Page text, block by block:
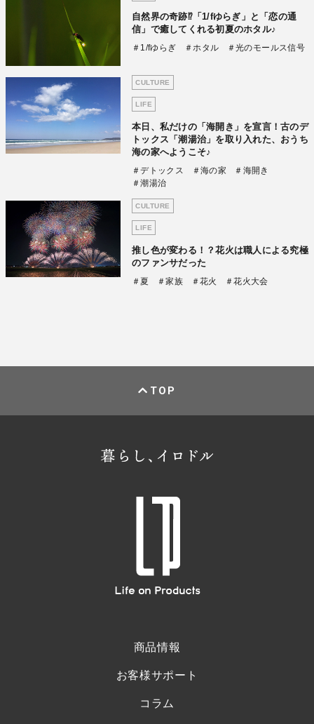
自然界の奇跡⁉「1/fゆらぎ」と「恋の通
信」で癒してくれる初夏のホタル♪
＃1/fゆらぎ ＃ホタル ＃光のモールス信号
CULTURE
LIFE
本日、私だけの「海開き」を宣言！古のデ
トックス「潮湯治」を取り入れた、おうち
海の家へようこそ♪
＃デトックス ＃海の家
＃海開き
＃潮湯治
CULTURE
LIFE
推し色が変わる！？花火は職人による究極
のファンサだった
＃夏 ＃家族 ＃花火 ＃花火大会
TOP
商品情報
お客様サポート
コラム